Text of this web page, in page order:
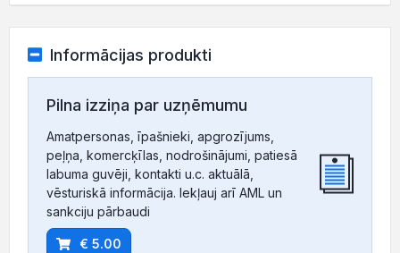
Informācijas produkti
Pilna izziņa par uzņēmumu
Amatpersonas, īpašnieki, apgrozījums,
peļņa, komercķīlas, nodrošinājumi, patiesā
labuma guvēji, kontakti u.c. aktuālā,
vēsturiskā informācija. Iekļauj arī AML un
sankciju pārbaudi
€ 5.00